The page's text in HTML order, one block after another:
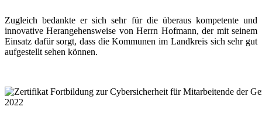
Zugleich bedankte er sich sehr für die überaus kompetente und
innovative Herangehensweise von Herrn Hofmann, der mit seinem
Einsatz dafür sorgt, dass die Kommunen im Landkreis sich sehr gut
aufgestellt sehen können.